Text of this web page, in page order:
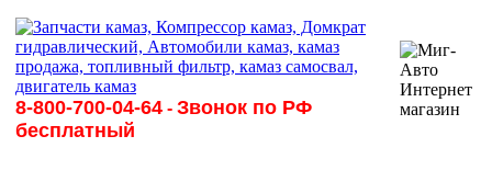
8-800-700-04-64 - Звонок по РФ
бесплатный